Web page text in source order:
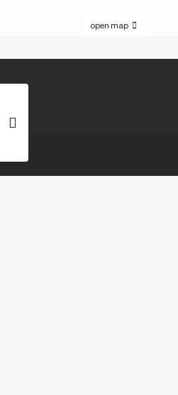
open map